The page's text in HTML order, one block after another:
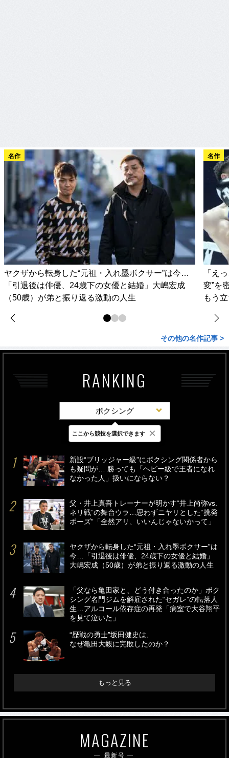
名作
ヤクザから転身した“元祖・入れ墨ボクサー”は今…
「引退後は俳優、24歳下の女優と結婚」大嶋宏成
（50歳）が弟と振り返る激動の人生
名作
「え
変”を
もう
その他の名作記事 >
RANKING
ボクシング
最新 24時間 週間
新設“ブリッジャー級”にボクシング関係者から
も疑問が… 勝っても「ヘビー級で王者になれ
なかった人」扱いにならない？
父・井上真吾トレーナーが明かす“井上尚弥vs.
ネリ戦”の舞台ウラ…思わずニヤリとした“挑発
ポーズ”「全然アリ、いいんじゃないかって」
ヤクザから転身した“元祖・入れ墨ボクサー”は
今…「引退後は俳優、24歳下の女優と結婚」
大嶋宏成（50歳）が弟と振り返る激動の人生
「父なら亀田家と、どう付き合ったのか」ボク
シング名門ジムを解雇された“セガレ”の転落人
生…アルコール依存症の再発「病室で大谷翔平
を見て泣いた」
“歴戦の勇士”坂田健史は、
なぜ亀田大毅に完敗したのか？
もっと見る
MAGAZINE
最新号
ここから競技を選択できます ×